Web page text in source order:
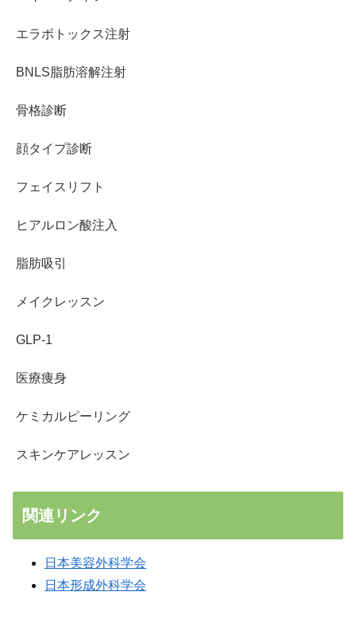
エラボトックス注射
BNLS脂肪溶解注射
骨格診断
顔タイプ診断
フェイスリフト
ヒアルロン酸注入
脂肪吸引
メイクレッスン
GLP-1
医療痩身
ケミカルピーリング
スキンケアレッスン
関連リンク
日本美容外科学会
日本形成外科学会